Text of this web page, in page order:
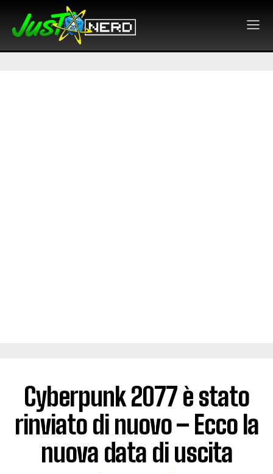
Cyberpunk 2077 è stato
rinviato di nuovo – Ecco la
nuova data di uscita